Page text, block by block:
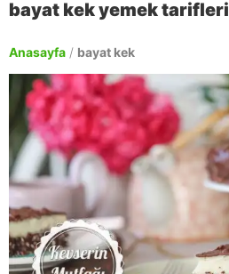
bayat kek yemek tarifleri
Anasayfa / bayat kek